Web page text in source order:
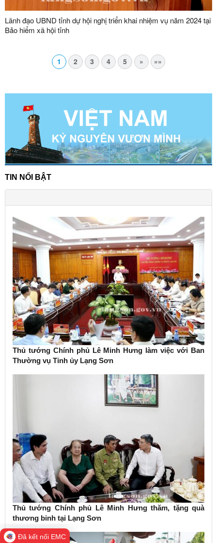
Lãnh đạo UBND tỉnh dự hội nghị triển khai nhiệm vụ năm 2024 tại
Bảo hiểm xã hội tỉnh
1 2 3 4 5 » »»
TIN NỔI BẬT
Thủ tướng Chính phủ Lê Minh Hưng làm việc với Ban
Thường vụ Tỉnh ủy Lạng Sơn
Thủ tướng Chính phủ Lê Minh Hưng thăm, tặng quà
thương binh tại Lạng Sơn
Đã kết nối EMC